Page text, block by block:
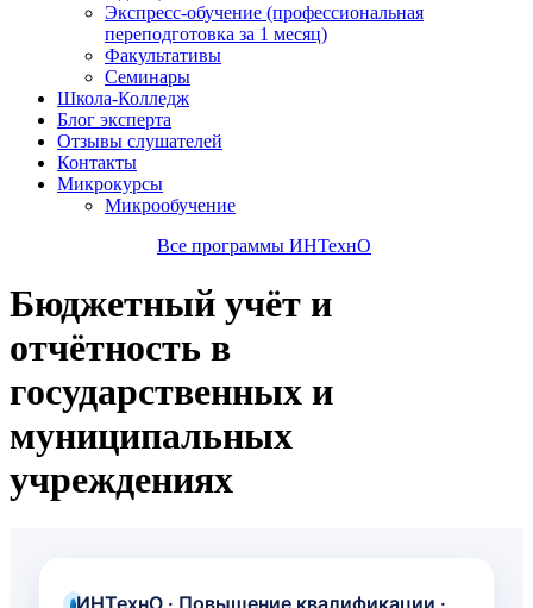
Экспресс-обучение (профессиональная
переподготовка за 1 месяц)
Факультативы
Семинары
Школа-Колледж
Блог эксперта
Отзывы слушателей
Контакты
Микрокурсы
Микрообучение
Все программы ИНТехнО
Бюджетный учёт и
отчётность в
государственных и
муниципальных
учреждениях
ИНТехнО · Повышение квалификации ·